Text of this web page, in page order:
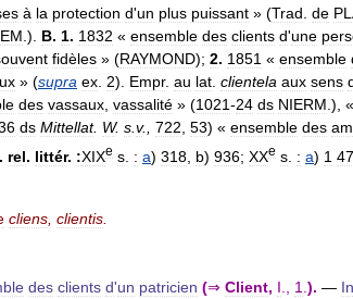
à la protection d'un plus puissant » (Trad de
.). B. 1. 1832 « ensemble des clients d'une
fidèles » (RAYMOND); 2. 1851 « ensemble
» (supra ex 2). Empr. au lat clientela aux sens
des vassaux vassalité » (1021-24 ds NIERM .), «
ds Mittellat. W. s v., 722 53) « ensemble des
. rel. littér. :XIXe s : a) 318 b) 936; XXe s : a) 1
cliens clientis
des clients d'un patricien (⇒ Client, I 1 ). —